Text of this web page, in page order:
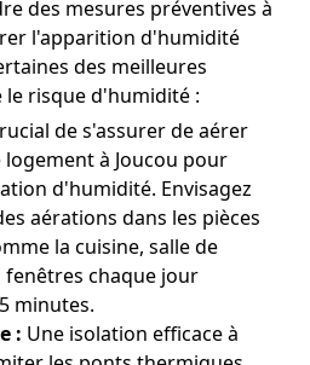
des mesures préventives à
l'apparition d'humidité
des meilleures
risque d'humidité :
de s'assurer de aérer
à Joucou pour
d'humidité. Envisagez
aérations dans les pièces
la cuisine, salle de
chaque jour
minutes.
: Une isolation efficace à